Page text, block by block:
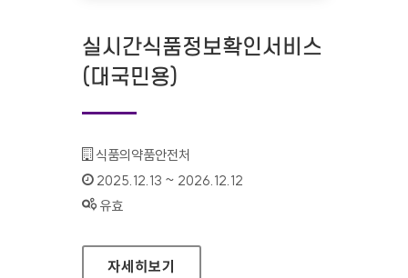
실시간식품정보확인서비스
(대국민용)
기관명 :
식품의약품안전처
인증기간 :
2025.12.13 ~ 2026.12.12
상태 :
유효
실시간식품정보확인서비스(대국민용)
자세히보기